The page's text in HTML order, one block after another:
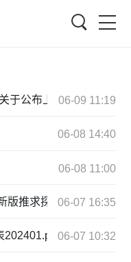
于公布上饶市中心城区
06-09 11:19
06-08 14:40
06-08 11:00
版推求探讨[J]（2016.3）
06-07 16:35
202401.pdf06-07 10:32